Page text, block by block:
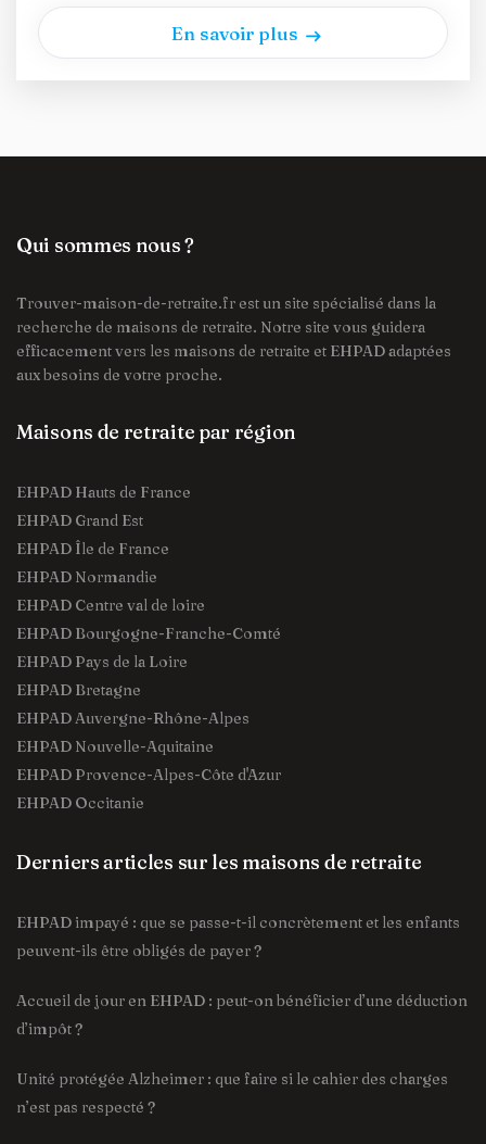
En savoir plus
Qui sommes nous ?
Trouver-maison-de-retraite.fr est un site spécialisé dans la
recherche de maisons de retraite. Notre site vous guidera
efficacement vers les maisons de retraite et EHPAD adaptées
aux besoins de votre proche.
Maisons de retraite par région
EHPAD Hauts de France
EHPAD Grand Est
EHPAD Île de France
EHPAD Normandie
EHPAD Centre val de loire
EHPAD Bourgogne-Franche-Comté
EHPAD Pays de la Loire
EHPAD Bretagne
EHPAD Auvergne-Rhône-Alpes
EHPAD Nouvelle-Aquitaine
EHPAD Provence-Alpes-Côte d'Azur
EHPAD Occitanie
Derniers articles sur les maisons de retraite
EHPAD impayé : que se passe-t-il concrètement et les enfants
peuvent-ils être obligés de payer ?
Accueil de jour en EHPAD : peut-on bénéficier d’une déduction
d’impôt ?
Unité protégée Alzheimer : que faire si le cahier des charges
n’est pas respecté ?